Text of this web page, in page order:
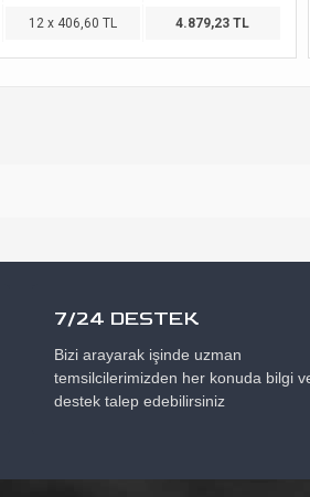
12 x 406,60 TL 4.879,23 TL
7/24 DESTEK
Bizi arayarak işinde uzman
temsilcilerimizden her konuda bilgi
destek talep edebilirsiniz